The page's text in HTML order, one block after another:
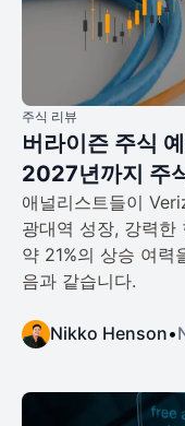
주식 리뷰
버라이즌 주식
2027년까지 주
애널리스트들이
광대역 성장, 강력
약 21%의 상승 여력
음과 같습니다.
Nikko Henson•